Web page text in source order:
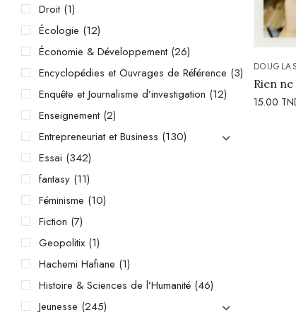
Droit (1)
Écologie (12)
Économie & Développement (26)
Encyclopédies et Ouvrages de Référence (3)
Enquête et Journalisme d’investigation (12)
Enseignement (2)
Entrepreneuriat et Business (130)
Essai (342)
fantasy (11)
Féminisme (10)
Fiction (7)
Geopolitix (1)
Hachemi Hafiane (1)
Histoire & Sciences de l’Humanité (46)
Jeunesse (245)
Rien
15.00